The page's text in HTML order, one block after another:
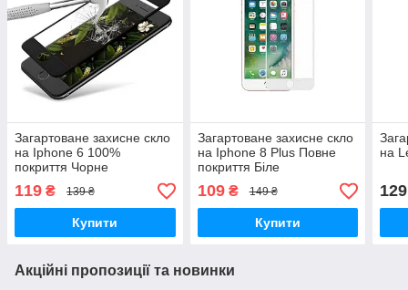
Загартоване захисне скло
на Iphone 6 100%
покриття Чорне
119 ₴ 139 ₴
Купити
Загартоване захисне скло
на Iphone 8 Plus Повне
покриття Біле
109₴ 149 ₴
Купити
на
129
Акційні пропозиції та новинки